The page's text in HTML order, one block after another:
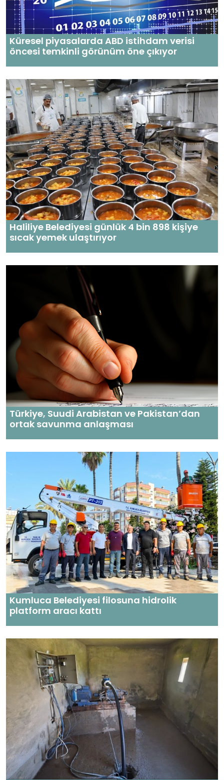
Küresel piyasalarda ABD istihdam verisi
öncesi temkinli görünüm öne çıkıyor
Haliliye Belediyesi günlük 4 bin 898 kişiye
sıcak yemek ulaştırıyor
Türkiye, Suudi Arabistan ve Pakistan’dan
ortak savunma anlaşması
Kumluca Belediyesi filosuna hidrolik
platform aracı kattı